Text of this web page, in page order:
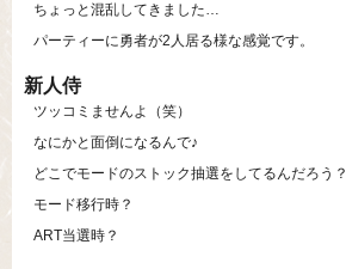
ちょっと混乱してきました…
パーティーに勇者が2人居る様な感覚です。
新人侍
ツッコミませんよ（笑）
なにかと面倒になるんで♪
どこでモードのストック抽選をしてるんだろう？
モード移行時？
ART当選時？